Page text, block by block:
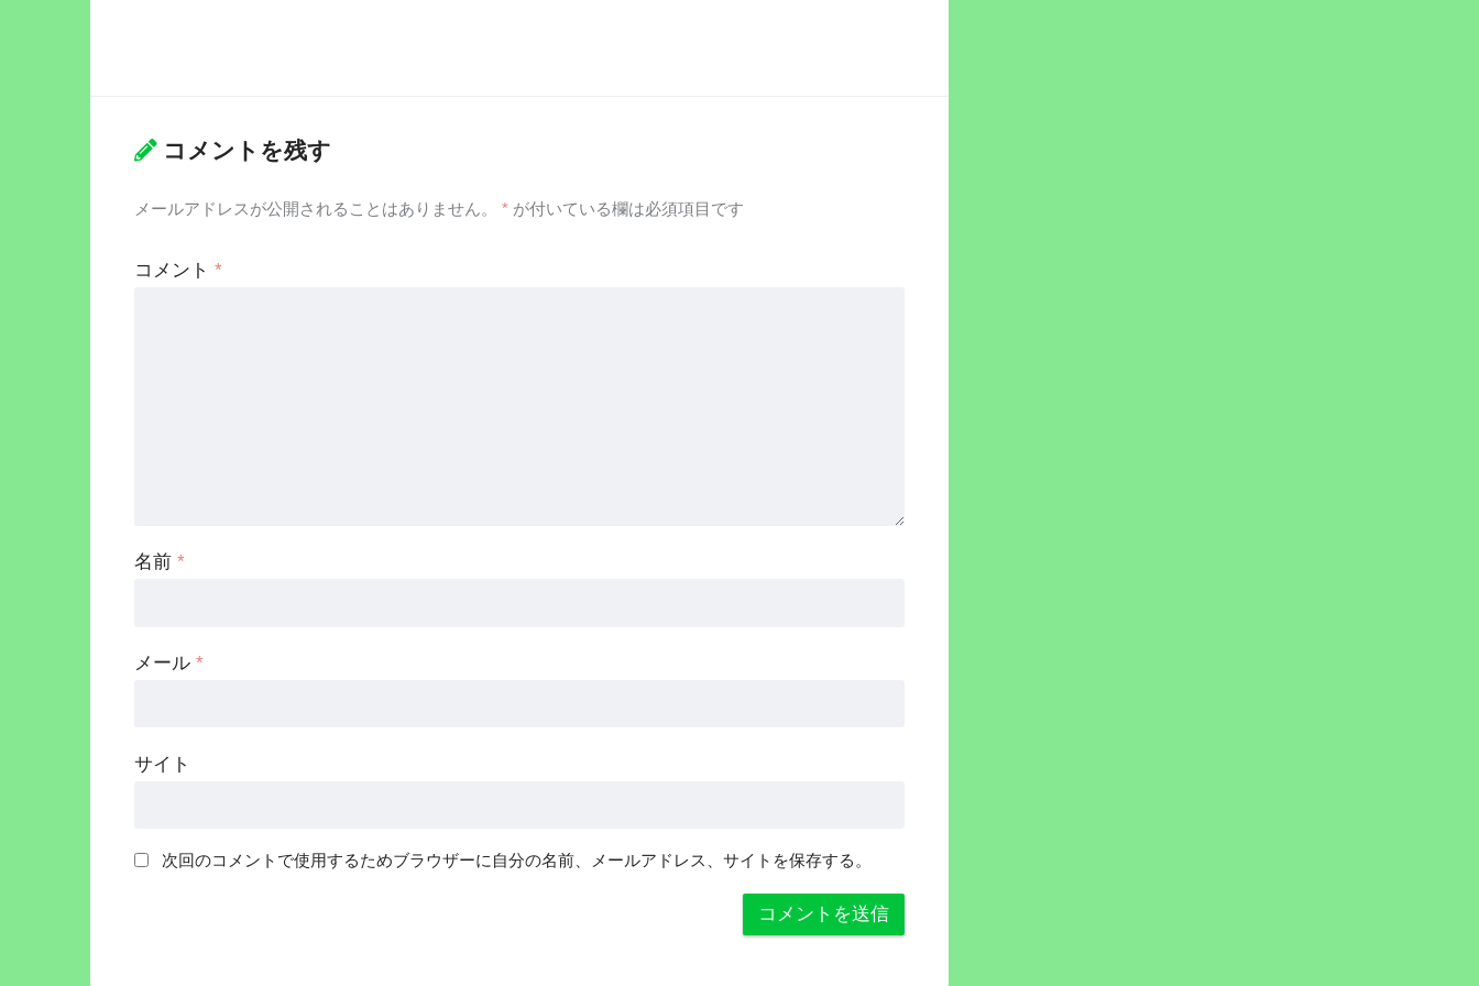
コメントを残す
メールアドレスが公開されることはありません。 * が付いている欄は必須項目です
コメント *
名前 *
メール *
サイト
次回のコメントで使用するためブラウザーに自分の名前、メールアドレス、サイトを保存する。